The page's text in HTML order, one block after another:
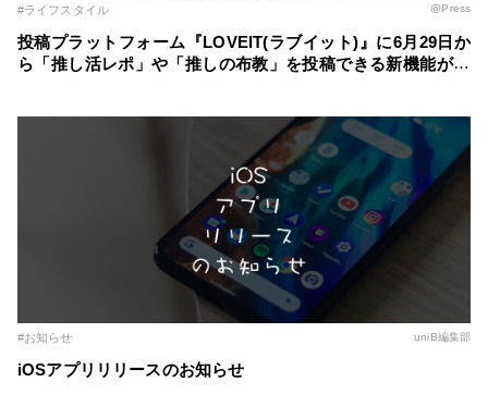
#ライフスタイル @Press
投稿プラットフォーム『LOVEIT(ラブイット)』に6月29日か
ら「推し活レポ」や「推しの布教」を投稿できる新機能が登
#お知らせ uniB編集部
iOSアプリリリースのお知らせ